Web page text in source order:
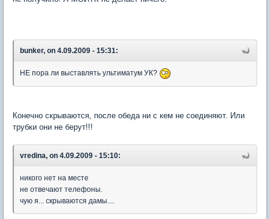
bunker, on 4.09.2009 - 15:31:
НЕ пора ли выставлять ультиматум УК?
Конечно скрываются, после обеда ни с кем не соединяют. Или
трубки они не берут!!!
vredina, on 4.09.2009 - 15:10:
никого нет на месте
не отвечают телефоны.
чую я... скрываются дамы....